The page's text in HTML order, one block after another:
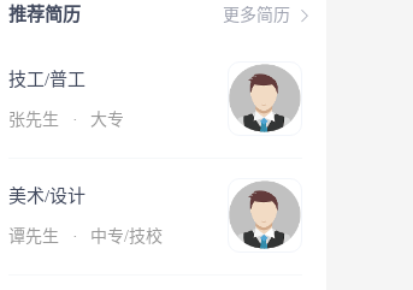
更多简历
推荐简历
技工/普工
张先生 · 大专
美术/设计
谭先生 · 中专/技校